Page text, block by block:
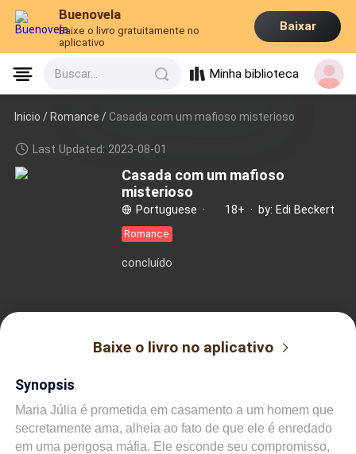
Buenovela
Baixe o livro gratuitamente no
aplicativo
Baixar
Buscar... Minha biblioteca
Inicio /Romance / Casada com um mafioso misterioso
Last Updated: 2023-08-01
Casada com um mafioso
misterioso
Portuguese · 18+ · by: Edi Beckert
Romance
concluído
Baixe o livro no aplicativo
Synopsis
Maria Júlia é prometida em casamento a um homem que
secretamente ama, alheia ao fato de que ele é enredado
em uma perigosa máfia. Ele esconde seu compromisso,